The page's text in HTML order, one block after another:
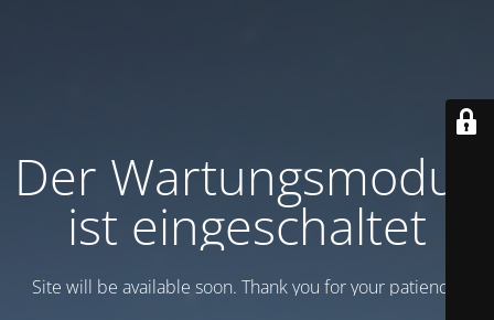
Der Wartungsmodus
ist eingeschaltet
Site will be available soon. Thank you for your patience!